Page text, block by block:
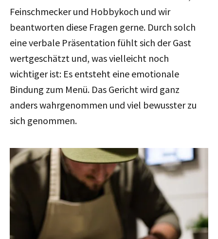
Feinschmecker und Hobbykoch und wir
beantworten diese Fragen gerne. Durch solch
eine verbale Präsentation fühlt sich der Gast
wertgeschätzt und, was vielleicht noch
wichtiger ist: Es entsteht eine emotionale
Bindung zum Menü. Das Gericht wird ganz
anders wahrgenommen und viel bewusster zu
sich genommen.